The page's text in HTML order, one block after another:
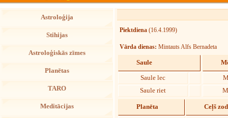
Astroloģija
Stihijas
Astroloģiskās zīmes
Planētas
TARO
Meditācijas
Piektdiena (16.4.1999)
Vārda dienas: Mintauts Alfs Bernadeta
Saule
Saule lec
Saule riet
Planēta Ceļš